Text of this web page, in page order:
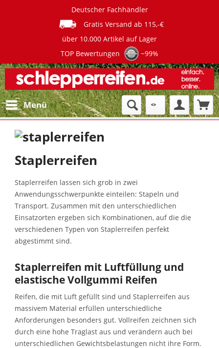
Deutscher Fachhändler
Gratis Versand ab 115,-€
über 10.000 Artikel auf Lager
TOP Bewertungen
~99%
Menü
Staplerreifen
Staplerreifen lassen sich grob in zwei
Anwendungsschwerpunkte einteilen: Stapeln und
Transport. Zusammen mit den unterschiedlichen
Einsatzorten ergeben sich Kombinationen, auf die die
verschiedenen Typen von Staplerreifen perfekt
abgestimmt sind.
Staplerreifen mit Luftfüllung und
elastische Vollgummi Reifen
Reifen, die mit Luft gefüllt sind und Staplerreifen aus
massivem Material erfüllen unterschiedliche
Anforderungen besonders gut. Vollreifen zeichnen sich
durch eine hohe Traglast aus und verändern auch bei
unterschiedlichen Gewichtsbelastungen nicht ihre Form.